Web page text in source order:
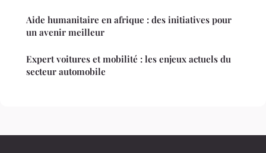
Aide humanitaire en afrique : des initiatives pour
un avenir meilleur
Expert voitures et mobilité : les enjeux actuels du
secteur automobile